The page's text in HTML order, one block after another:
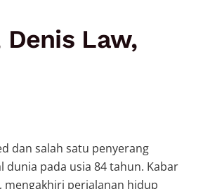
Law,
dan salah satu penyerang
pada usia 84 tahun. Kabar
mengakhiri perjalanan hidup